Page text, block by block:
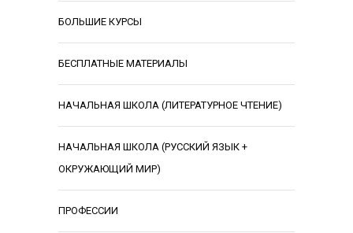
БОЛЬШИЕ КУРСЫ
БЕСПЛАТНЫЕ МАТЕРИАЛЫ
НАЧАЛЬНАЯ ШКОЛА (ЛИТЕРАТУРНОЕ ЧТЕНИЕ)
НАЧАЛЬНАЯ ШКОЛА (РУССКИЙ ЯЗЫК +
ОКРУЖАЮЩИЙ МИР)
ПРОФЕССИИ